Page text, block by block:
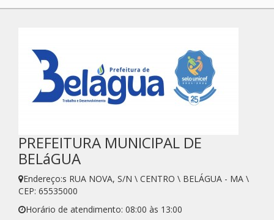
PREFEITURA MUNICIPAL DE
BELáGUA
Endereço:s RUA NOVA, S/N \ CENTRO \ BELÁGUA - MA \
CEP: 65535000
Horário de atendimento: 08:00 às 13:00